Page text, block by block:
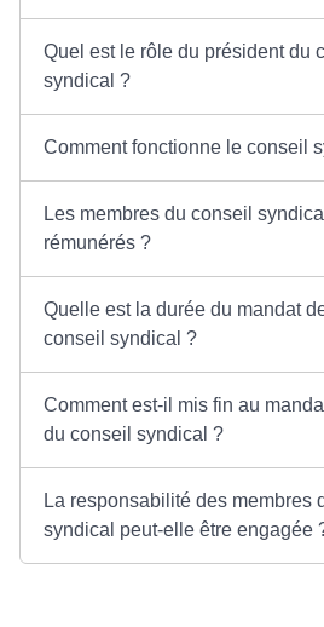
Quel est le rôle du président du
syndical ?
Comment fonctionne le conseil
Les membres du conseil
rémunérés ?
Quelle est la durée du mandat
conseil syndical ?
Comment est-il mis fin au
du conseil syndical ?
La responsabilité des membres
syndical peut-elle être engagée